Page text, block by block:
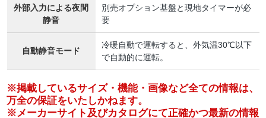
外部入力による夜間
静音
別売オプション基盤と現地タイマーが必
要
自動静音モード
冷暖自動で運転すると、外気温30℃以下
で自動的に運転。
※掲載しているサイズ・機能・画像など全ての情報は、
万全の保証をいたしかねます。
※メーカーサイト及びカタログにて正確かつ最新の情報